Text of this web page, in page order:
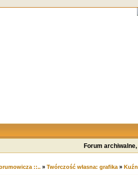
Forum
::..» Twórczość własna: grafika»